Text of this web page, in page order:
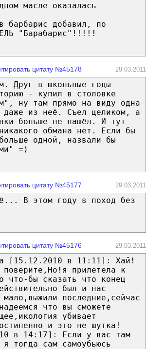
масле оказалась
барбарис добавил, по
"Барабарис"!!!!!
цитату №45178 29.03.2011
Друг в школьные годы
- купил в столовке
ну там прямо на виду одна
даже из неё. Съел целиком, а
больше не нашёл. И тут
обмана нет. Если бы
одной, назвали бы
=)
цитату №45177 29.03.2011
В этом году в поход без
цитату №45176 29.03.2011
[15.12.2010 в 11:11]: Хай!
прилетела к
что-бы сказать что конец
был и нас
мало,выжили последние,сейчас
что вы сможете
убивает
и это не шутка!
в 14:17]: Если у вас там
тогда сам самоубьюсь